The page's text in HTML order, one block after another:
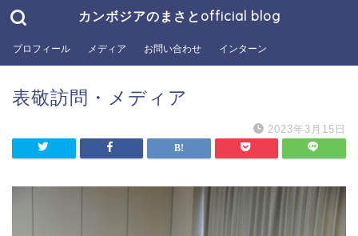
カンボジアのまさとofficial blog
プロフィール メディア お問い合わせ インターン
表敬訪問・メディア
2023年3月15日